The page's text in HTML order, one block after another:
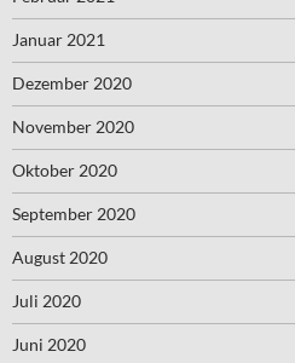
Januar 2021
Dezember 2020
November 2020
Oktober 2020
September 2020
August 2020
Juli 2020
Juni 2020